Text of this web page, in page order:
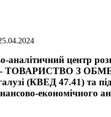
аналітичний центр
ТОВАРИСТВО З
(КВЕД 47.41) та
економічного